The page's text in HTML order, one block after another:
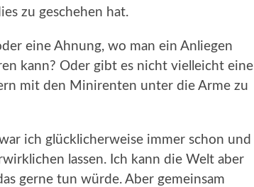
zu geschehen hat.
eine Ahnung, wo man ein Anliegen
kann? Oder gibt es nicht vielleicht eine
mit den Minirenten unter die Arme zu
ich glücklicherweise immer schon und
lassen. Ich kann die Welt aber
gerne tun würde. Aber gemeinsam